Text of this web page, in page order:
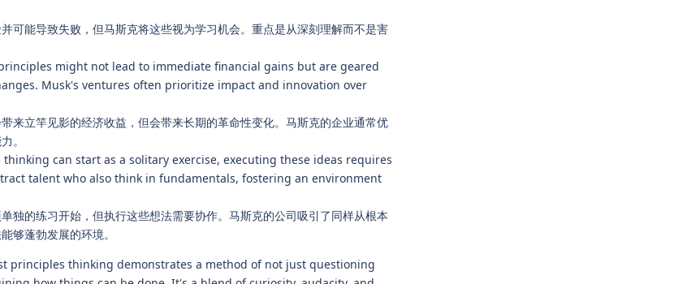
可能导致失败，但马斯克将这些视为学习机会。重点是从深刻理解而不是害
might not lead to immediate financial gains but are geared
Musk's ventures often prioritize impact and innovation over
来立竿见影的经济收益，但会带来长期的革命性变化。马斯克的企业通常优
。
can start as a solitary exercise, executing these ideas requires
talent who also think in fundamentals, fostering an environment
独的练习开始，但执行这些想法需要协作。马斯克的公司吸引了同样从根本
够蓬勃发展的环境。
principles thinking demonstrates a method of not just questioning